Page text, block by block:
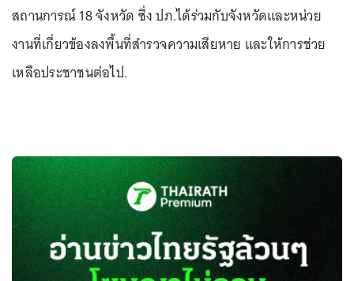
สถานการณ์ 18 จังหวัด ซึ่ง ปภ.ได้ร่วมกับจังหวัดและหน่วย
งานที่เกี่ยวข้องลงพื้นที่สำรวจความเสียหาย และให้การช่วย
เหลือประชาชนต่อไป.